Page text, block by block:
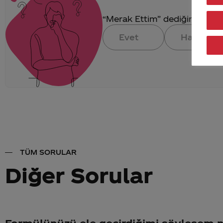
“Merak Ettim” dediğin
Evet
Hayır
TÜM SORULAR
Diğer Sorular